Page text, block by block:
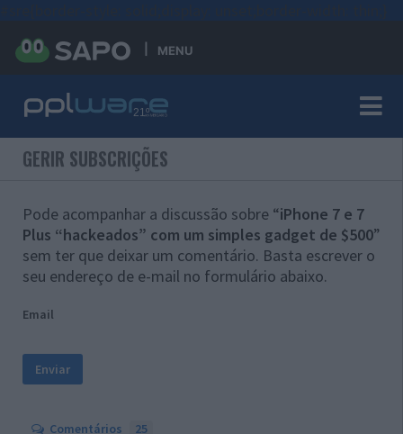
MENU
GERIR SUBSCRIÇÕES
Pode acompanhar a discussão sobre “iPhone 7 e 7
Plus “hackeados” com um simples gadget de $500”
sem ter que deixar um comentário. Basta escrever o
seu endereço de e-mail no formulário abaixo.
Email
Comentários 25